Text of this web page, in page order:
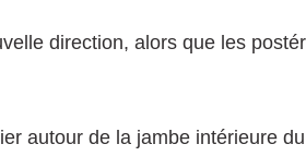
direction, alors que les
autour de la jambe intérieure